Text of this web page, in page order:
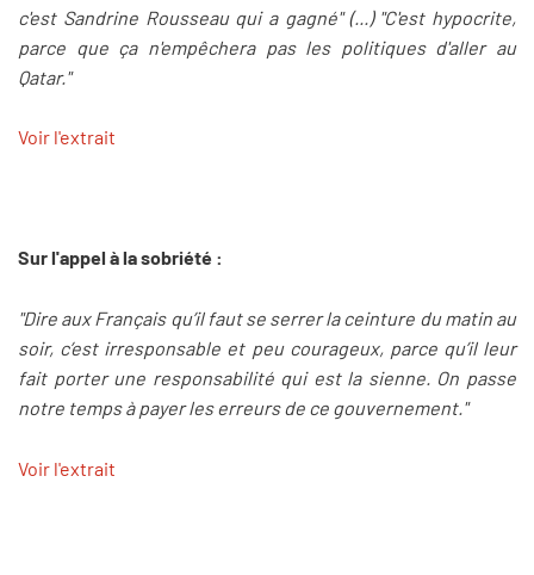
c'est Sandrine Rousseau qui a gagné" (...) "C'est hypocrite,
parce que ça n'empêchera pas les politiques d'aller au
Qatar."
Voir l'extrait
Sur l'appel à la sobriété :
"Dire aux Français qu’il faut se serrer la ceinture du matin au
soir, c’est irresponsable et peu courageux, parce qu’il leur
fait porter une responsabilité qui est la sienne. On passe
notre temps à payer les erreurs de ce gouvernement."
Voir l'extrait